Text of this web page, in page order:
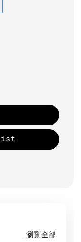
瀏覽全部